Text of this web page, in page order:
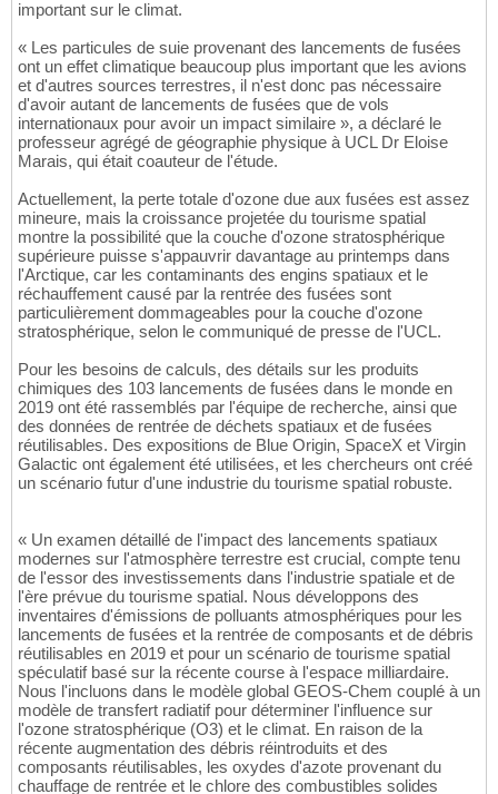
important sur le climat.
« Les particules de suie provenant des lancements de fusées
ont un effet climatique beaucoup plus important que les avions
et d'autres sources terrestres, il n'est donc pas nécessaire
d'avoir autant de lancements de fusées que de vols
internationaux pour avoir un impact similaire », a déclaré le
professeur agrégé de géographie physique à UCL Dr Eloise
Marais, qui était coauteur de l'étude.
Actuellement, la perte totale d'ozone due aux fusées est assez
mineure, mais la croissance projetée du tourisme spatial
montre la possibilité que la couche d'ozone stratosphérique
supérieure puisse s'appauvrir davantage au printemps dans
l'Arctique, car les contaminants des engins spatiaux et le
réchauffement causé par la rentrée des fusées sont
particulièrement dommageables pour la couche d'ozone
stratosphérique, selon le communiqué de presse de l'UCL.
Pour les besoins de calculs, des détails sur les produits
chimiques des 103 lancements de fusées dans le monde en
2019 ont été rassemblés par l'équipe de recherche, ainsi que
des données de rentrée de déchets spatiaux et de fusées
réutilisables. Des expositions de Blue Origin, SpaceX et Virgin
Galactic ont également été utilisées, et les chercheurs ont créé
un scénario futur d'une industrie du tourisme spatial robuste.
« Un examen détaillé de l'impact des lancements spatiaux
modernes sur l'atmosphère terrestre est crucial, compte tenu
de l'essor des investissements dans l'industrie spatiale et de
l'ère prévue du tourisme spatial. Nous développons des
inventaires d'émissions de polluants atmosphériques pour les
lancements de fusées et la rentrée de composants et de débris
réutilisables en 2019 et pour un scénario de tourisme spatial
spéculatif basé sur la récente course à l'espace milliardaire.
Nous l'incluons dans le modèle global GEOS-Chem couplé à un
modèle de transfert radiatif pour déterminer l'influence sur
l'ozone stratosphérique (O3) et le climat. En raison de la
récente augmentation des débris réintroduits et des
composants réutilisables, les oxydes d'azote provenant du
chauffage de rentrée et le chlore des combustibles solides